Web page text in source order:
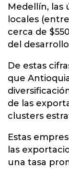
Medellín, las
locales
cerca de
del
De estas
que
de las
clusters
Estas
las
una tasa